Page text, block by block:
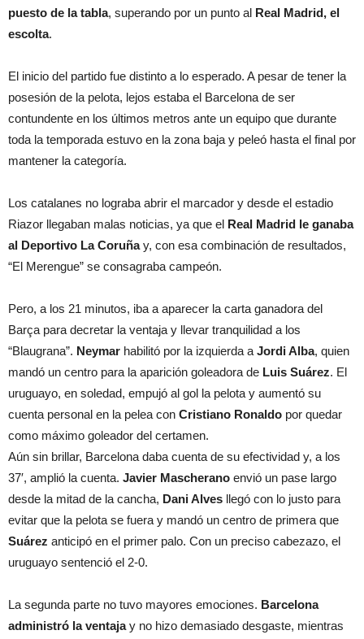
puesto de la tabla, superando por un punto al Real Madrid, el
escolta.
El inicio del partido fue distinto a lo esperado. A pesar de tener la
posesión de la pelota, lejos estaba el Barcelona de ser
contundente en los últimos metros ante un equipo que durante
toda la temporada estuvo en la zona baja y peleó hasta el final por
mantener la categoría.
Los catalanes no lograba abrir el marcador y desde el estadio
Riazor llegaban malas noticias, ya que el Real Madrid le ganaba
al Deportivo La Coruñay, con esa combinación de resultados,
“El Merengue” se consagraba campeón.
Pero, a los 21 minutos, iba a aparecer la carta ganadora del
Barça para decretar la ventaja y llevar tranquilidad a los
“Blaugrana”. Neymar habilitó por la izquierda a Jordi Alba, quien
mandó un centro para la aparición goleadora de Luis Suárez. El
uruguayo, en soledad, empujó al gol la pelota y aumentó su
cuenta personal en la pelea con Cristiano Ronaldo por quedar
como máximo goleador del certamen.
Aún sin brillar, Barcelona daba cuenta de su efectividad y, a los
37′, amplió la cuenta. Javier Mascherano envió un pase largo
desde la mitad de la cancha, Dani Alves llegó con lo justo para
evitar que la pelota se fuera y mandó un centro de primera que
Suárez anticipó en el primer palo. Con un preciso cabezazo, el
uruguayo sentenció el 2-0.
La segunda parte no tuvo mayores emociones. Barcelona
administró la ventajay no hizo demasiado desgaste, mientras